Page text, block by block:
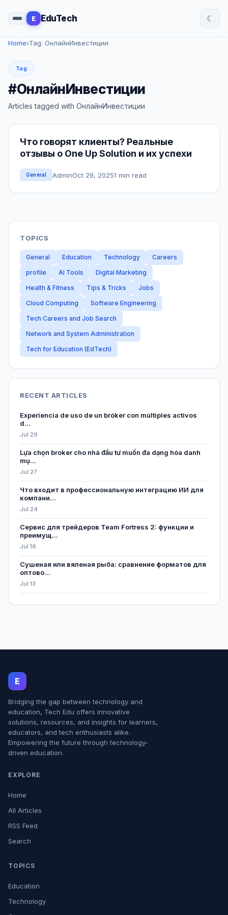
E EduTech ☾
Home›Tag: ОнлайнИнвестиции
Tag
#ОнлайнИнвестиции
Articles tagged with ОнлайнИнвестиции
Что говорят клиенты? Реальные
отзывы о One Up Solution и их успехи
General AdminOct 29, 20251 min read
TOPICS
General Education Technology
Careers
profile
AI Tools
Digital Marketing
Health & Fitness
Tips & Tricks
Jobs
Cloud Computing
Software Engineering
Tech Careers and Job Search
Network and System Administration
Tech for Education (EdTech)
RECENT ARTICLES
Experiencia de uso de un bróker con múltiples activos
d...
Jul 29
Lựa chọn broker cho nhà đầu tư muốn đa dạng hóa danh
mụ...
Jul 27
Что входит в профессиональную интеграцию ИИ для
компани...
Jul 24
Сервис для трейдеров Team Fortress 2: функции и
преимущ...
Jul 16
Сушеная или вяленая рыба: сравнение форматов для
оптово...
Jul 13
E
Bridging the gap between technology and
education, Tech Edu offers innovative
solutions, resources, and insights for learners,
educators, and tech enthusiasts alike.
Empowering the future through technology-
driven education.
EXPLORE
Home
All Articles
RSS Feed
Search
TOPICS
Education
Technology